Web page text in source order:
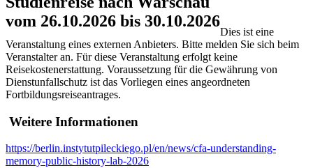
vom 26.10.2026 bis 30.10.2026
Dies ist eine
Veranstaltung eines externen Anbieters. Bitte melden Sie sich beim
Veranstalter an. Für diese Veranstaltung erfolgt keine
Reisekostenerstattung. Voraussetzung für die Gewährung von
Dienstunfallschutz ist das Vorliegen eines angeordneten
Fortbildungsreiseantrages.
Weitere Informationen
https://berlin.instytutpileckiego.pl/en/news/cfa-understanding-
memory-public-history-lab-2026